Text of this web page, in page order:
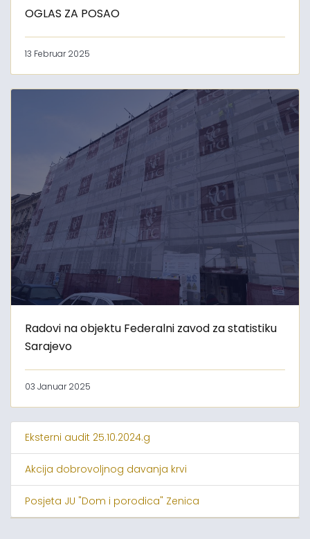
OGLAS ZA POSAO
13 Februar 2025
Radovi na objektu Federalni zavod za statistiku
Sarajevo
03 Januar 2025
Eksterni audit 25.10.2024.g
Akcija dobrovoljnog davanja krvi
Posjeta JU "Dom i porodica" Zenica